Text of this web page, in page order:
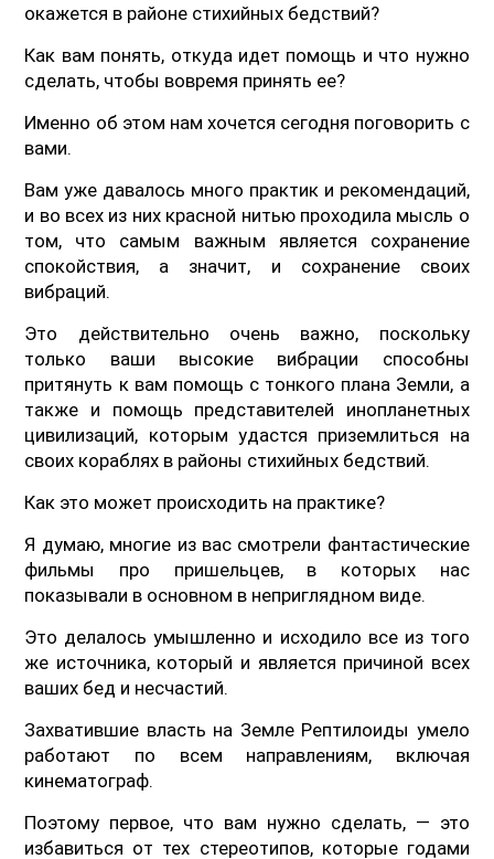
окажется в районе стихийных бедствий?
Как вам понять, откуда идет помощь и что нужно
сделать, чтобы вовремя принять ее?
Именно об этом нам хочется сегодня поговорить с
вами.
Вам уже давалось много практик и рекомендаций,
и во всех из них красной нитью проходила мысль о
том, что самым важным является сохранение
спокойствия, а значит, и сохранение своих
вибраций.
Это действительно очень важно, поскольку
только ваши высокие вибрации способны
притянуть к вам помощь с тонкого плана Земли, а
также и помощь представителей инопланетных
цивилизаций, которым удастся приземлиться на
своих кораблях в районы стихийных бедствий.
Как это может происходить на практике?
Я думаю, многие из вас смотрели фантастические
фильмы про пришельцев, в которых нас
показывали в основном в неприглядном виде.
Это делалось умышленно и исходило все из того
же источника, который и является причиной всех
ваших бед и несчастий.
Захватившие власть на Земле Рептилоиды умело
работают по всем направлениям, включая
кинематограф.
Поэтому первое, что вам нужно сделать, — это
избавиться от тех стереотипов, которые годами